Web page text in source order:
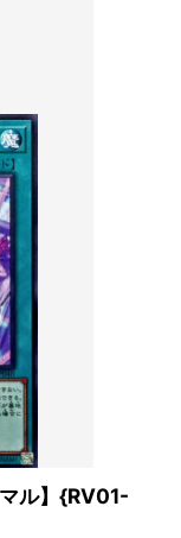
ル】{RV01-